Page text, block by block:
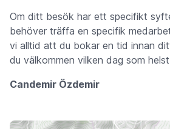
Om ditt besök har ett specifikt
behöver träffa en specifik
vi alltid att du bokar en tid innan
du välkommen vilken dag som
Candemir Özdemir